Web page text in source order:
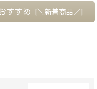
すすめ [＼新着商品／]